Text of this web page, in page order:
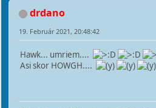
drdano
19. Február 2021, 20:48:42
Hawk... umriem....
Asi skor HOWGH....